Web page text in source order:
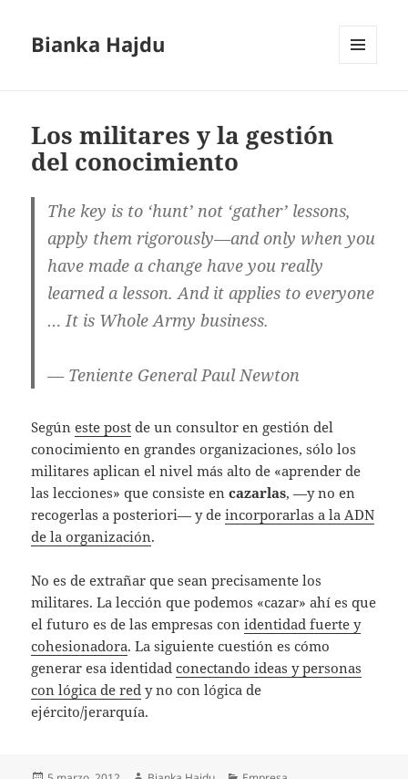
Bianka Hajdu
Los militares y la gestión
del conocimiento
The key is to ‘hunt’ not ‘gather’ lessons,
apply them rigorously—and only when you
have made a change have you really
learned a lesson. And it applies to everyone
… It is Whole Army business.
— Teniente General Paul Newton
Segúneste post de un consultor en gestión del
conocimiento en grandes organizaciones, sólo los
militares aplican el nivel más alto de «aprender de
las lecciones» que consiste encazarlas, —y no en
recogerlas a posteriori— y deincorporarlas a la ADN
de la organización.
No es de extrañar que sean precisamente los
militares. La lección que podemos «cazar» ahí es que
el futuro es de las empresas conidentidad fuerte y
cohesionadora. La siguiente cuestión es cómo
generar esa identidadconectando ideas y personas
con lógica de red y no con lógica de
ejército/jerarquía.